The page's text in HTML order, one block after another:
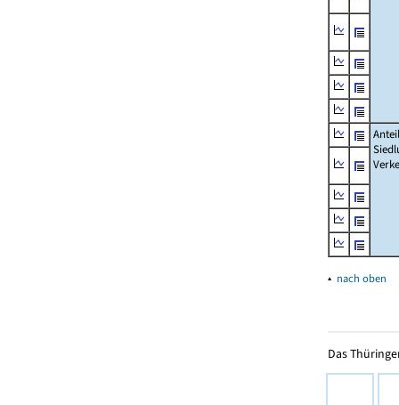
▴ nach oben
Das